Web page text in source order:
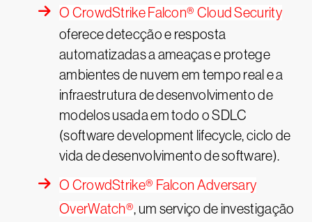
O CrowdStrike Falcon® Cloud Security
oferece detecção e resposta
automatizadas a ameaças e protege
ambientes de nuvem em tempo real e a
infraestrutura de desenvolvimento de
modelos usada em todo o SDLC
(software development lifecycle, ciclo de
vida de desenvolvimento de software).
O CrowdStrike® Falcon Adversary
OverWatch®, um serviço de investigação